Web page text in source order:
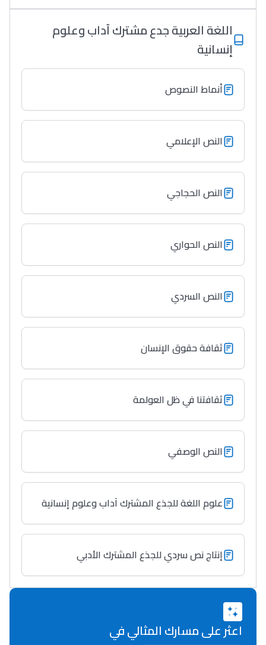
اللغة العربية جدع مشترك آداب وعلوم
إنسانية
أنماط النصوص
النص الإعلامي
النص الحجاجي
النص الحواري
النص السردي
ثقافة حقوق الإنسان
ثقافتنا في ظل العولمة
النص الوصفي
علوم اللغة للجذع المشترك آداب وعلوم إنسانية
إنتاج نص سردي للجذع المشترك الأدبي
اعثر على مسارك المثالي في